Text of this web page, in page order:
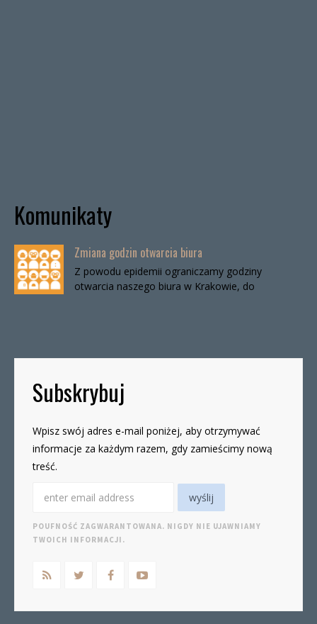
Komunikaty
Zmiana godzin otwarcia biura
Z powodu epidemii ograniczamy godziny
otwarcia naszego biura w Krakowie, do
Subskrybuj
Wpisz swój adres e-mail poniżej, aby otrzymywać
informacje za każdym razem, gdy zamieścimy nową
treść.
POUFNOŚĆ ZAGWARANTOWANA. NIGDY NIE UJAWNIAMY
TWOICH INFORMACJI.